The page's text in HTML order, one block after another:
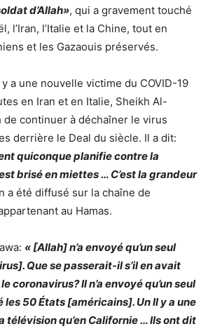
d’Allah», qui a gravement touché
l’Iran, l’Italie et la Chine, tout en
et les Gazaouis préservés.
y a une nouvelle victime du COVID-19
en Iran et en Italie, Sheikh Al-
de continuer à déchaîner le virus
derrière le Deal du siècle. Il a dit:
quiconque planifie contre la
brisé en miettes … C’est la grandeur
a été diffusé sur la chaîne de
au Hamas.
« [Allah] n’a envoyé qu’un seul
Que se passerait-il s’il en avait
coronavirus? Il n’a envoyé qu’un seul
les 50 États [américains]. Un Il y a une
télévision qu’en Californie … Ils ont dit